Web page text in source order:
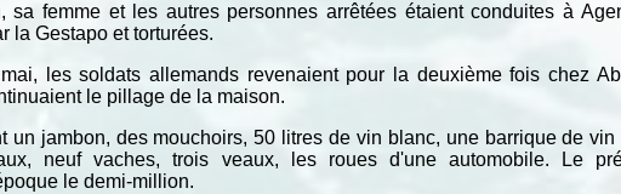
sa femme et les autres personnes arrêtées étaient conduites à
la Gestapo et torturées.
les soldats allemands revenaient pour la deuxième fois chez
le pillage de la maison.
un jambon, des mouchoirs, 50 litres de vin blanc, une barrique de vin
neuf vaches, trois veaux, les roues d'une automobile. Le
le demi-million.